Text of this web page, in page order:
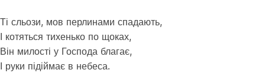
Ті сльози, мов перлинами спадають,
І котяться тихенько по щоках,
Він милості у Господа благає,
І руки підіймає в небеса.